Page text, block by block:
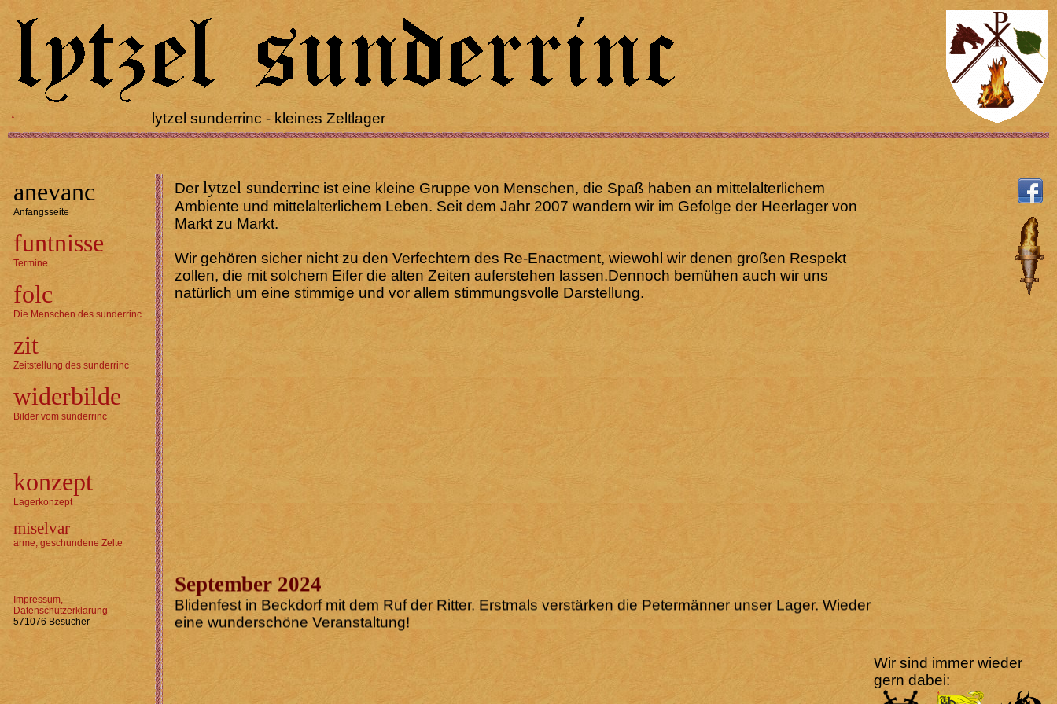
* lytzel sunderrinc - kleines Zeltlager
anevanc
Anfangsseite
funtnisse
Termine
folc
Die Menschen des sunderrinc
zit
Zeitstellung des sunderrinc
widerbilde
Bilder vom sunderrinc
konzept
Lagerkonzept
miselvar
arme, geschundene Zelte
Impressum,
Datenschutzerklärung
571076 Besucher
Der lytzel sunderrinc ist eine kleine Gruppe von Menschen, die Spaß haben an mittelalterlichem
Ambiente und mittelalterlichem Leben. Seit dem Jahr 2007 wandern wir im Gefolge der Heerlager von
Markt zu Markt.
Wir gehören sicher nicht zu den Verfechtern des Re-Enactment, wiewohl wir denen großen Respekt
zollen, die mit solchem Eifer die alten Zeiten auferstehen lassen.Dennoch bemühen auch wir uns
natürlich um eine stimmige und vor allem stimmungsvolle Darstellung.
September 2024
Blidenfest in Beckdorf mit dem Ruf der Ritter. Erstmals verstärken die Petermänner unser Lager. Wieder
eine wunderschöne Veranstaltung!
Wir sind immer wieder
gern dabei: